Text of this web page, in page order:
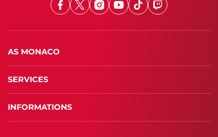
Facebook
X Instagram
Youtube
TikTokTwitch
AS MONACO
SERVICES
INFORMATIONS